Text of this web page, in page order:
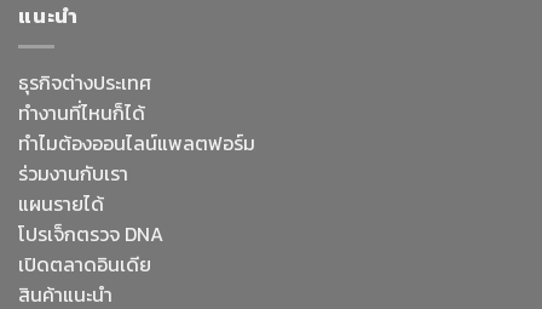
แนะนำ
ธุรกิจต่างประเทศ
ทำงานที่ไหนก็ได้
ทำไมต้องออนไลน์แพลตฟอร์ม
ร่วมงานกับเรา
แผนรายได้
โปรเจ็กตรวจ DNA
เปิดตลาดอินเดีย
สินค้าแนะนำ